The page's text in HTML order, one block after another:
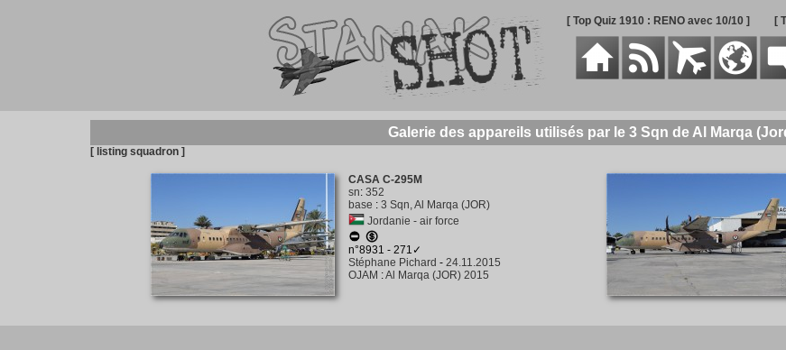
[ Top Quiz 1910 : RENO avec 10/10 ] [
Galerie des appareils utilisés par le 3 Sqn de Al Marqa
[ listing squadron ]
CASA C-295M
sn: 352
base : 3 Sqn, Al Marqa (JOR)
Jordanie - air force
n°8931 - 271✓
Stéphane Pichard - 24.11.2015
OJAM :Al Marqa (JOR) 2015